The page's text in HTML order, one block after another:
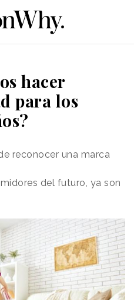
hacer
para los
reconocer una marca
del futuro, ya son